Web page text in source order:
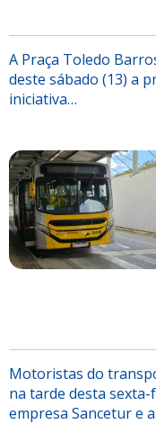
A Praça Toledo
deste sábado (13) a
iniciativa…
Motoristas do
na tarde desta
empresa Sancetur e